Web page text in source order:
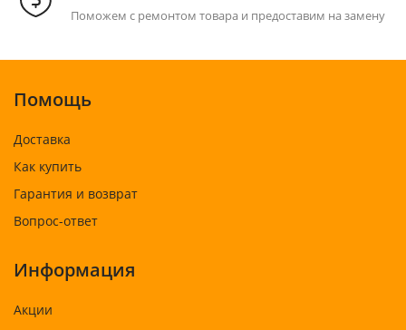
Поможем с ремонтом товара и предоставим на замену
Помощь
Доставка
Как купить
Гарантия и возврат
Вопрос-ответ
Информация
Акции